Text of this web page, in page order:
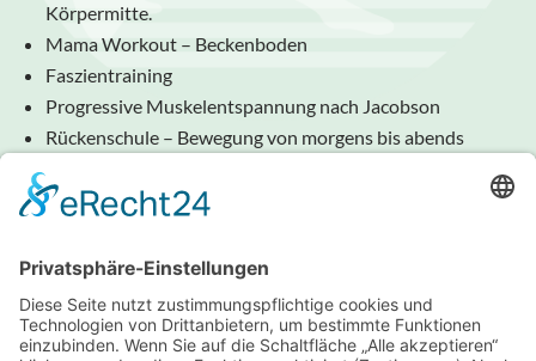
Körpermitte.
Mama Workout – Beckenboden
Faszientraining
Progressive Muskelentspannung nach Jacobson
Rückenschule – Bewegung von morgens bis abends
Links
Home